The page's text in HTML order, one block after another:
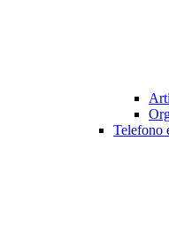
Telefono